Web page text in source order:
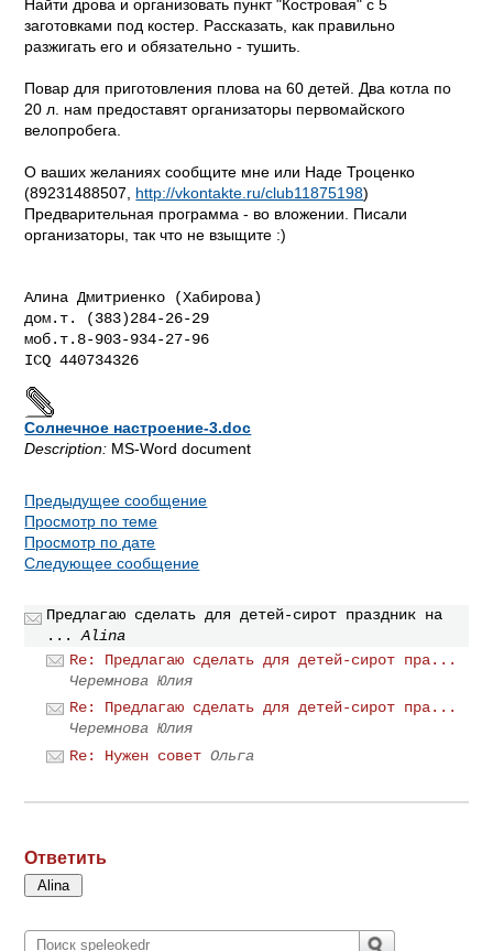
Найти дрова и организовать пункт "Костровая" с 5
заготовками под костер. Рассказать, как правильно
разжигать его и обязательно - тушить.
Повар для приготовления плова на 60 детей. Два котла по
20 л. нам предоставят организаторы первомайского
велопробега.
О ваших желаниях сообщите мне или Наде Троценко
(89231488507, http://vkontakte.ru/club11875198)
Предварительная программа - во вложении. Писали
организаторы, так что не взыщите :)
Алина Дмитриенко (Хабирова)
дом.т. (383)284-26-29
моб.т.8-903-934-27-96
Солнечное настроение-3.doc
Description: MS-Word document
Предыдущее сообщение
Просмотр по теме
Просмотр по дате
Следующее сообщение
Предлагаю сделать для детей-сирот праздник на
...
Alina
Re: Предлагаю сделать для детей-сирот пра...
Черемнова Юлия
Re: Предлагаю сделать для детей-сирот пра...
Черемнова Юлия
Re: Нужен совет Ольга
Ответить